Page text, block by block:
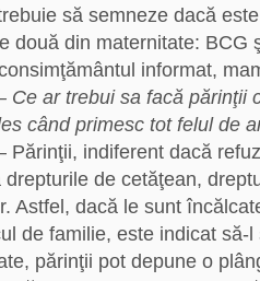
să semneze dacă
două din maternitate: BCG
informat,
Ce ar trebui sa facă părinţii
când primesc tot felul de
Părinţii, indiferent dacă
de cetăţean,
Astfel, dacă le sunt
de familie, este indicat să-
părinţii pot depune o